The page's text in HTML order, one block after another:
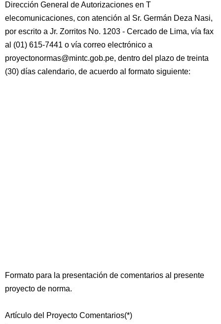
Dirección General de Autorizaciones en T
elecomunicaciones, con atención al Sr. Germán Deza Nasi,
por escrito a Jr. Zorritos No. 1203 - Cercado de Lima, vía fax
al (01) 615-7441 o vía correo electrónico a
proyectonormas@mintc.gob.pe, dentro del plazo de treinta
(30) días calendario, de acuerdo al formato siguiente:
Formato para la presentación de comentarios al presente
proyecto de norma.
Artículo del Proyecto Comentarios(*)